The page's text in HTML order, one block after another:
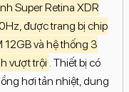
Super Retina XDR
được trang bị chip
12GB và hệ thống 3
vượt trội . Thiết bị có
hơi tản nhiệt, dung